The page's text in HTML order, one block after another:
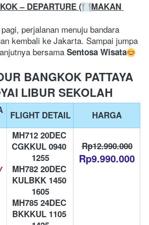
– DEPARTURE (
MAKAN
perjalanan menuju bandara
kembali ke Jakarta. Sampai jumpa
bersama Sentosa Wisata
BANGKOK PATTAYA
LIBUR SEKOLAH
FLIGHT DETAIL HARGA
MH712 20DEC
CGKKUL 0940
1255
MH782 20DEC
KULBKK 1450
1605
MH785 24DEC
BKKKUL 1105
Rp12.990.000
Rp9.990.000